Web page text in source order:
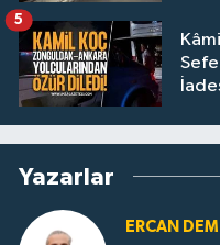
5
Yazarlar
ERCAN